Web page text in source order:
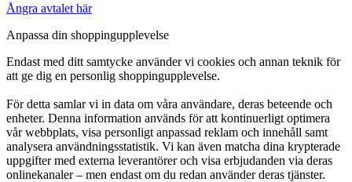
Ångra avtalet här
Anpassa din shoppingupplevelse
Endast med ditt samtycke använder vi cookies och annan teknik för
att ge dig en personlig shoppingupplevelse.
För detta samlar vi in data om våra användare, deras beteende och
enheter. Denna information används för att kontinuerligt optimera
vår webbplats, visa personligt anpassad reklam och innehåll samt
analysera användningsstatistik. Vi kan även matcha dina krypterade
uppgifter med externa leverantörer och visa erbjudanden via deras
onlinekanaler – men endast om du redan använder deras tjänster.